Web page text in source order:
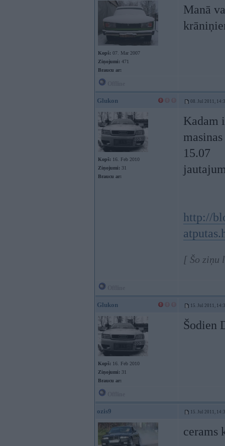
Kopš: 07. Mar 2007
Ziņojumi: 471
Braucu ar:
Manā
Glukon 08. Jul 2011,
Kopš: 16. Feb 2010
Ziņojumi: 31
Braucu ar:
Kadam
15.07
http://
[ Šo ziņu
Glukon 15. Jul 2011,
Kopš: 16. Feb 2010
Ziņojumi: 31
Braucu ar:
Šodien
ozis9 15. Jul 2011,
cerams